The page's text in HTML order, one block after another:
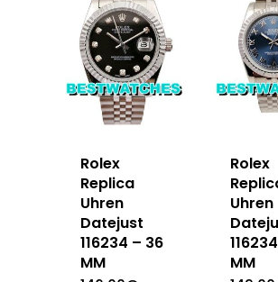
Rolex
Replica
Uhren
Datejust
116234 – 36
MM
Rolex
Uhren
MM